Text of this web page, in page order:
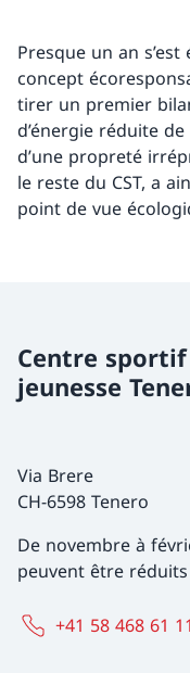
Presque un an
concept
tirer un premier
d’énergie réduite
d’une propreté
le reste du CST, a
point de vue
Centre
jeunesse
Via Brere
CH-6598 Tenero
De novembre à
peuvent être
+41 58 468 61 11